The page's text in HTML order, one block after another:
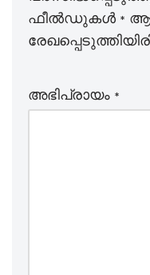
ഫീല്‍ഡുകള്‍ *
അഭിപ്രായം *